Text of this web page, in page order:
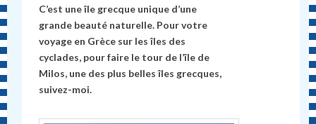
C’est une île grecque unique d’une
grande beauté naturelle. Pour votre
voyage en Grèce sur les îles des
cyclades, pour faire le tour de l’île de
Milos, une des plus belles îles grecques,
suivez-moi.